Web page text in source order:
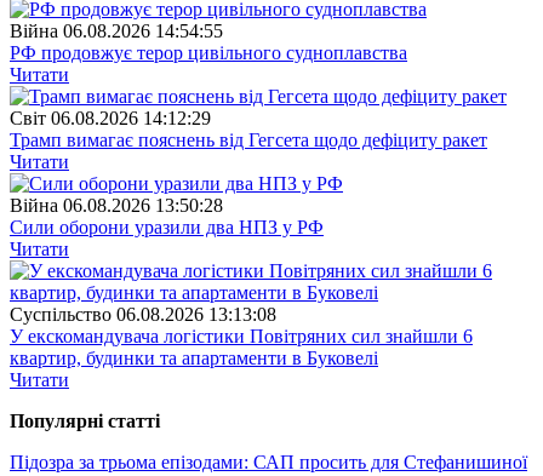
Війна 06.08.2026 14:54:55
РФ продовжує терор цивільного судноплавства
Читати
Свiт 06.08.2026 14:12:29
Трамп вимагає пояснень від Гегсета щодо дефіциту ракет
Читати
Війна 06.08.2026 13:50:28
Сили оборони уразили два НПЗ у РФ
Читати
Суспiльство 06.08.2026 13:13:08
У екскомандувача логістики Повітряних сил знайшли 6
квартир, будинки та апартаменти в Буковелі
Читати
Популярнi статтi
Підозра за трьома епізодами: САП просить для Стефанишиної